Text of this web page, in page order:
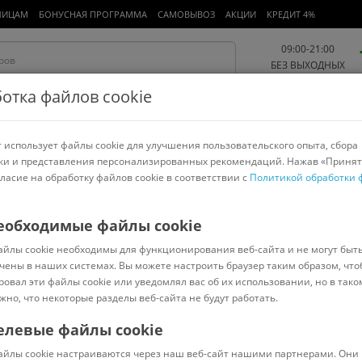
БОНУСНАЯ ПРОГРАММА САМОВЫВОЗ АКЦИИ КРЕДИТ 4%
09:00-21:00
БЕЗ ВЫХОДНЫХ
Работа и офис Авто и мото Детям и мамам Красота и
спорт
красоты и здоровья > Panasonic
Код: 33023
файлов cookie
файлы cookie для улучшения пользовательского опыта, сбора
и представления персонализированных рекомендаций. Нажав
на обработку файлов cookie в соответствии с Политикой обработки
файлы cookie
cookie необходимы для функционирования веб-сайта и не могут
в наших системах. Вы можете настроить браузер таким образом,
эти файлы cookie или уведомлял вас об их использовании, но в
что некоторые разделы веб-сайта не будут работать.
файлы cookie
cookie настраиваются через наш веб-сайт нашими партнерами. Они